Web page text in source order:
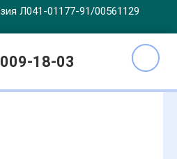
Л041-01177-91/00561129
18-03